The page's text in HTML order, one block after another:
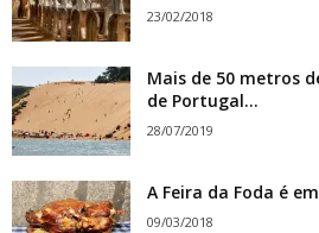
23/02/2018
Mais de 50 metros
de Portugal...
28/07/2019
A Feira da Foda é
09/03/2018